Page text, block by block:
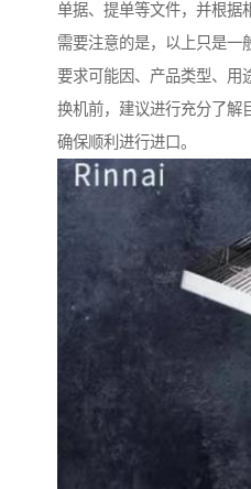
单据、提单等文件，并根据
需要注意的是，以上只是一
要求可能因、产品类型、用
换机前，建议进行充分了解
确保顺利进行进口。